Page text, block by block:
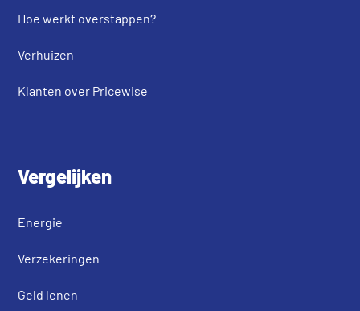
Hoe werkt overstappen?
Verhuizen
Klanten over Pricewise
Vergelijken
Energie
Verzekeringen
Geld lenen